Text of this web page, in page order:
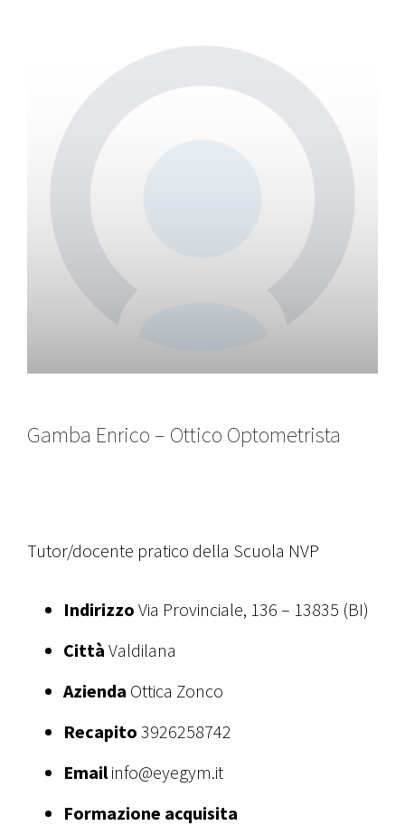
Gamba Enrico – Ottico Optometrista
Tutor/docente pratico della Scuola NVP
Indirizzo Via Provinciale, 136 – 13835 (BI)
Città Valdilana
Azienda Ottica Zonco
Recapito 3926258742
Emailinfo@eyegym.it
Formazione acquisita